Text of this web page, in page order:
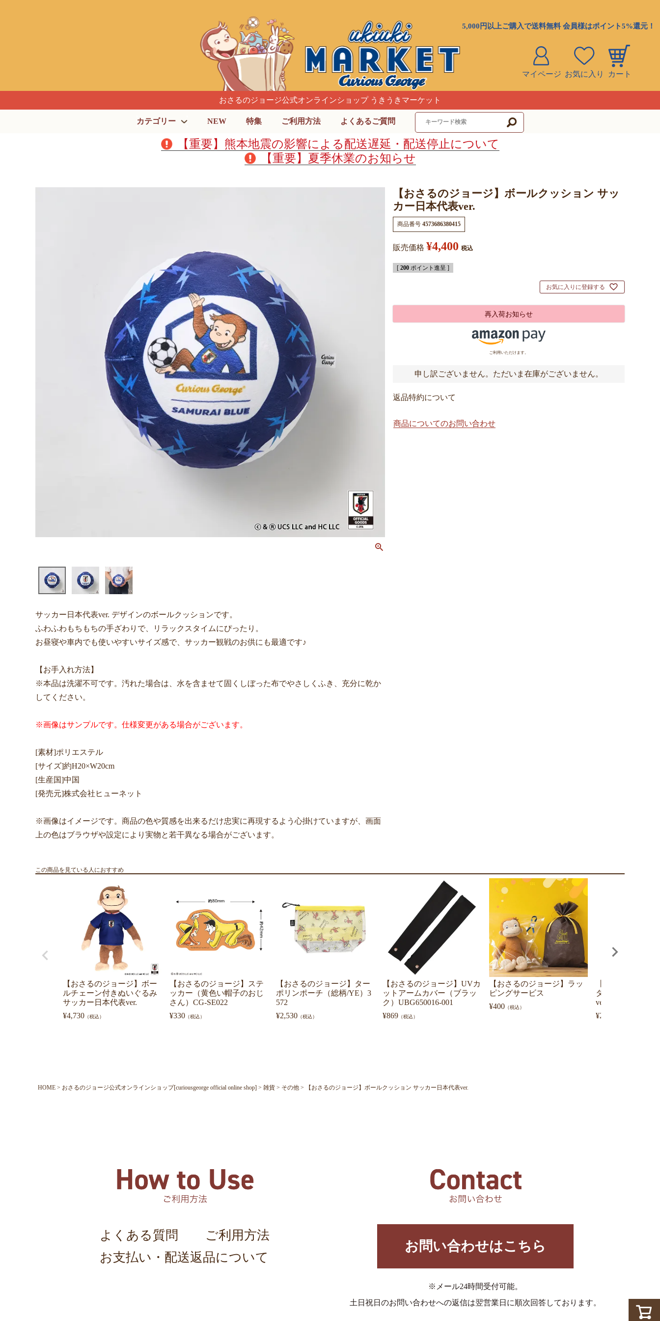
5,000円以上ご購入で送料無料 会員様はポイント5%還元！
マイページ お気に入り カート
おさるのジョージ公式オンラインショップ うきうきマーケット
カテゴリー NEW 特集 ご利用方法 よくあるご質問
【重要】熊本地震の影響による配送遅延・配送停止について
【重要】夏季休業のお知らせ
【おさるのジョージ】ボールクッション サッ
カー日本代表ver.
商品番号 4573686380415
販売価格 ¥4,400 税込
[ 200 ポイント進呈 ]
お気に入りに登録する
再入荷お知らせ
ご利用いただけます。
申し訳ございません。ただいま在庫がございません。
返品特約について
商品についてのお問い合わせ
サッカー日本代表ver. デザインのボールクッションです。
ふわふわもちもちの手ざわりで、リラックスタイムにぴったり。
お昼寝や車内でも使いやすいサイズ感で、サッカー観戦のお供にも最適です♪
【お手入れ方法】
※本品は洗濯不可です。汚れた場合は、水を含ませて固くしぼった布でやさしくふき、充分に乾か
してください。
※画像はサンプルです。仕様変更がある場合がございます。
[素材]ポリエステル
[サイズ]約H20×W20cm
[生産国]中国
[発売元]株式会社ヒューネット
※画像はイメージです。商品の色や質感を出来るだけ忠実に再現するよう心掛けていますが、画面
上の色はブラウザや設定により実物と若干異なる場合がございます。
この商品を見ている人におすすめ
【おさるのジョージ】ボー
ルチェーン付きぬいぐるみ
サッカー日本代表ver.
¥4,730 （税込）
【おさるのジョージ】ステ
ッカー（黄色い帽子のおじ
さん）CG-SE022
¥330 （税込）
【おさるのジョージ】ター
ポリンポーチ（総柄/YE）3
572
¥2,530 （税込）
【おさるのジョージ】UVカ
ットアームカバー（ブラッ
ク）UBG650016-001
¥869 （税込）
【おさるのジョージ】ラッ
ピングサービス
¥400 （税込）
ターバン サッカ
ver.
¥2,750
HOME おさるのジョージ公式オンラインショップ[curiousgeorge official online shop] 雑貨 その他 【おさるのジョージ】ボールクッション サッカー日本代表ver.
よくある質問
ご利用方法
お支払い・配送返品について
お問い合わせはこちら
※メール24時間受付可能。
土日祝日のお問い合わせへの返信は翌営業日に順次回答しております。